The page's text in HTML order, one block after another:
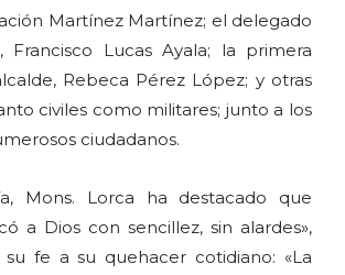
Martínez Martínez; el delegado
Francisco Lucas Ayala; la primera
Rebeca Pérez López; y otras
civiles como militares; junto a los
ciudadanos.
Mons. Lorca ha destacado que
a Dios con sencillez, sin alardes»,
fe a su quehacer cotidiano: «La